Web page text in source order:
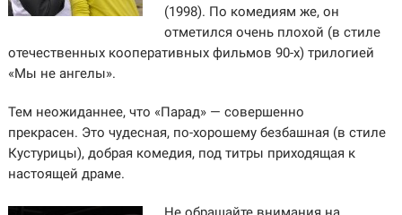
(1998). По комедиям же, он
отметился очень плохой (в стиле
отечественных кооперативных фильмов 90-х) трилогией
«Мы не ангелы».
Тем неожиданнее, что «Парад» — совершенно
прекрасен. Это чудесная, по-хорошему безбашная (в стиле
Кустурицы), добрая комедия, под титры приходящая к
настоящей драме.